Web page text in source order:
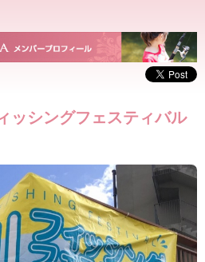
ッシングフェスティバル